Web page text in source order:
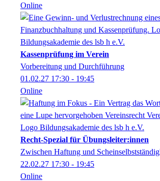
Online
Kassenprüfung im Verein
Vorbereitung und Durchführung
01.02.27 17:30 - 19:45
Online
Recht-Spezial für Übungsleiter:innen
Zwischen Haftung und
22.02.27 17:30 - 19:45
Online